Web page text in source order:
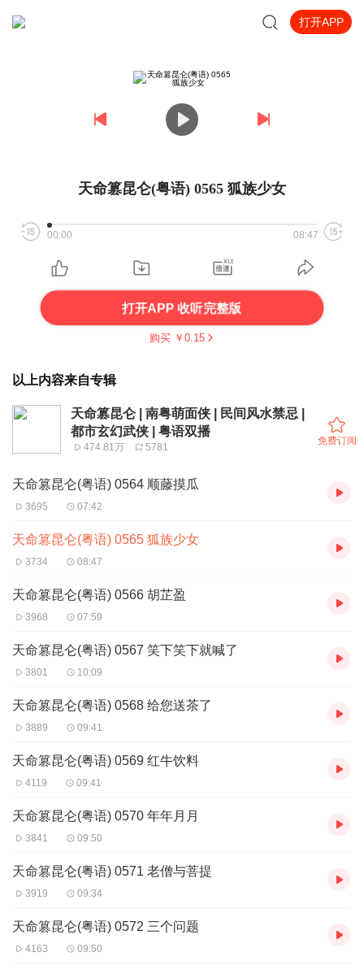
打开APP
天命篡昆仑(粤语) 0565 狐族少女
00:00 08:47
打开APP 收听完整版
购买 ￥ 0.15
以上内容来自专辑
天命篡昆仑 | 南粤萌面侠 | 民间风水禁忌 |
都市玄幻武侠 | 粤语双播
474.81万 5781
免费订阅
天命篡昆仑(粤语) 0564 顺藤摸瓜
3695 07:42
天命篡昆仑(粤语) 0565 狐族少女
3734 08:47
天命篡昆仑(粤语) 0566 胡芷盈
3968 07:59
天命篡昆仑(粤语) 0567 笑下笑下就喊了
3801 10:09
天命篡昆仑(粤语) 0568 给您送茶了
3889 09:41
天命篡昆仑(粤语) 0569 红牛饮料
4119 09:41
天命篡昆仑(粤语) 0570 年年月月
3841 09:50
天命篡昆仑(粤语) 0571 老僧与菩提
3919 09:34
天命篡昆仑(粤语) 0572 三个问题
4163 09:50